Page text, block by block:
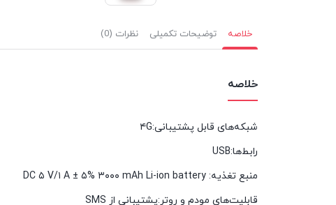
خلاصه توضیحات تکمیلی نظرات (0)
خلاصه
شبکه‌های قابل پشتیبانی:۴G
رابط‌ها:USB
منبع تغذیه: DC ۵ V/۱ A ± ۵% ۳۰۰۰ mAh Li-ion battery
قابلیت‌های مودم و روتر:پشتیبانی از SMS